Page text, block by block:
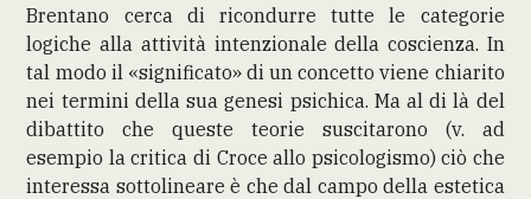
Brentano cerca di ricondurre tutte le categorie
logiche alla attività intenzionale della coscienza. In
tal modo il «significato» di un concetto viene chiarito
nei termini della sua genesi psichica. Ma al di là del
dibattito che queste teorie suscitarono (v. ad
esempio la critica di Croce allo psicologismo) ciò che
interessa sottolineare è che dal campo della estetica